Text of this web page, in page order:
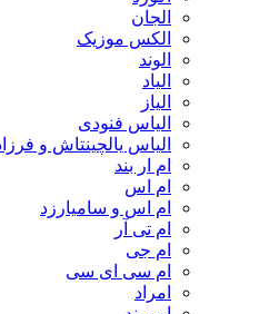
الجان
الکس موزیک
الوند
الیاد
الیاز
الیاس فنودی
الیاس یالچینتاش و
ام‌ ار بند
ام اس
ام اس و سامیارزد
ام تی آر
ام جی
ام سی ای سی
امراد